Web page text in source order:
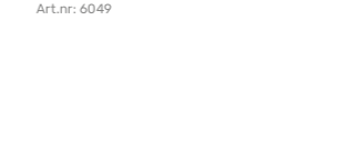
Art.nr: 6049